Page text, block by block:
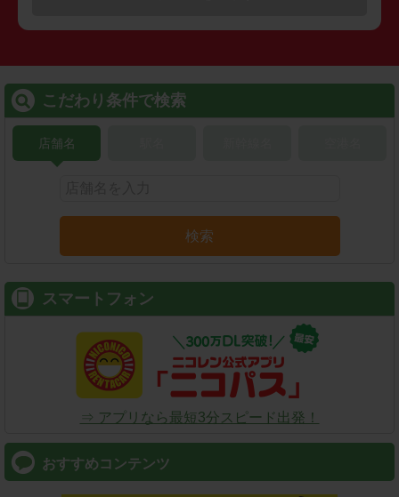
こだわり条件で検索
店舗名
検索
スマートフォン
⇒ アプリなら最短3分スピード出発！
おすすめコンテンツ